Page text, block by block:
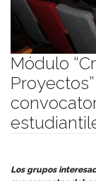
Módulo
Los grupos